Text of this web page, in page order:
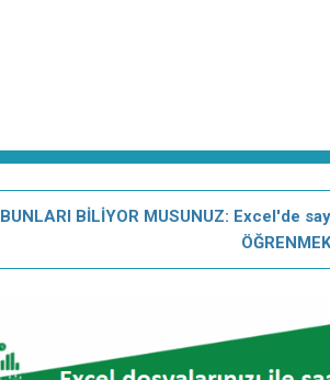
BUNLARI BİLİYOR MUSUNUZ: Excel'de